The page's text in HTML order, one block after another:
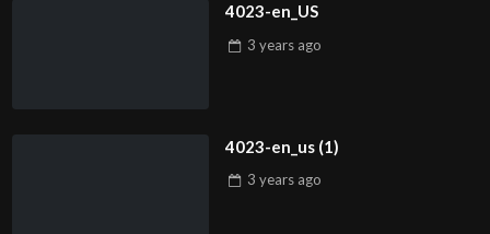
4023-en_US
3 years ago
4023-en_us (1)
3 years ago